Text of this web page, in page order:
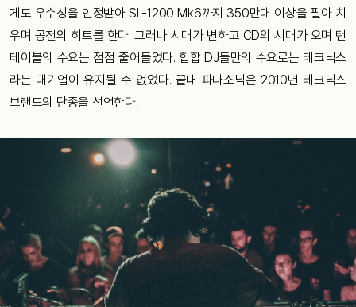
게도 우수성을 인정받아SL-1200 Mk6까지 350만대 이상을 팔아 치
우며 공전의 히트를 한다.그러나 시대가 변하고 CD의 시대가 오며 턴
테이블의 수요는 점점 줄어들었다. 힙합 DJ들만의 수요로는 테크닉스
라는 대기업이 유지될 수 없었다. 끝내 파나소닉은 2010년 테크닉스
브랜드의 단종을 선언한다.